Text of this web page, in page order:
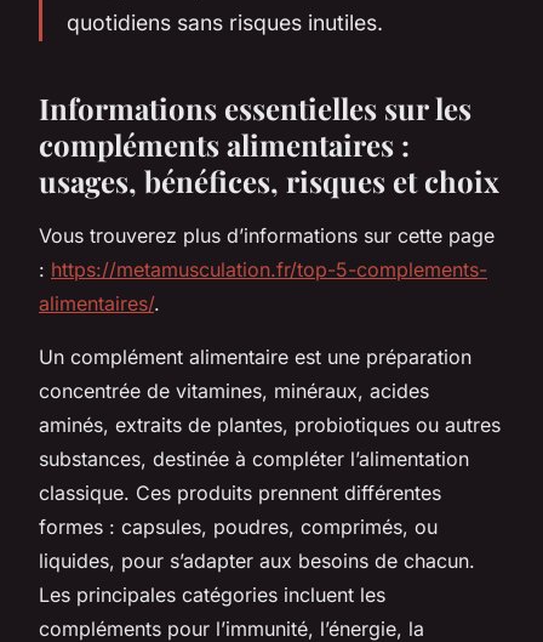
quotidiens sans risques inutiles.
Informations essentielles sur les
compléments alimentaires :
usages, bénéfices, risques et choix
Vous trouverez plus d’informations sur cette page
: https://metamusculation.fr/top-5-complements-
alimentaires/.
Un complément alimentaire est une préparation
concentrée de vitamines, minéraux, acides
aminés, extraits de plantes, probiotiques ou autres
substances, destinée à compléter l’alimentation
classique. Ces produits prennent différentes
formes : capsules, poudres, comprimés, ou
liquides, pour s’adapter aux besoins de chacun.
Les principales catégories incluent les
compléments pour l’immunité, l’énergie, la